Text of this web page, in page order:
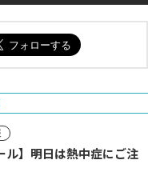
ル】明日は熱中症にご注